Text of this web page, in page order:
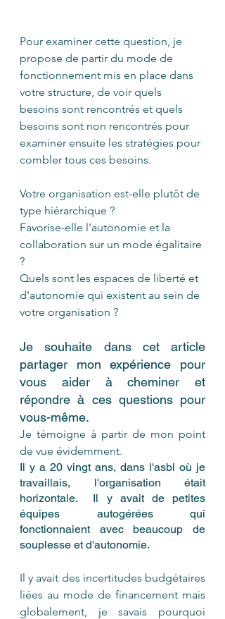
Pour examiner cette question, je
propose de partir du mode de
fonctionnement mis en place dans
votre structure, de voir quels
besoins sont rencontrés et quels
besoins sont non rencontrés pour
examiner ensuite les stratégies pour
combler tous ces besoins.
Votre organisation est-elle plutôt de
type hiérarchique ?
Favorise-elle l'autonomie et la
collaboration sur un mode égalitaire
?
Quels sont les espaces de liberté et
d'autonomie qui existent au sein de
votre organisation ?
Je souhaite dans cet article
partager mon expérience pour
vous aider à cheminer et
répondre à ces questions pour
vous-même.
Je témoigne à partir de mon point
de vue évidemment.
Il y a 20 vingt ans, dans l'asbl où je
travaillais, l'organisation était
horizontale.  Il y avait de petites
équipes autogérées qui
fonctionnaient avec beaucoup de
souplesse et d'autonomie.
Il y avait des incertitudes budgétaires
liées au mode de financement mais
globalement, je savais pourquoi